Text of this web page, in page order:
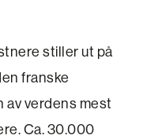
stiller ut på
franske
av verdens mest
Ca. 30.000